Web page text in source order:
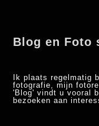
Blog en Foto
Ik plaats regelmatig
fotografie, mijn
'Blog' vindt u vooral
bezoeken aan